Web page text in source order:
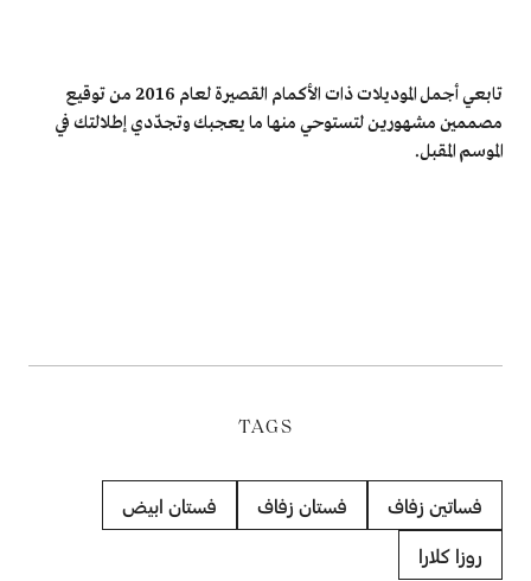
تابعي أجمل الموديلات ذات الأكمام القصيرة لعام 2016 من توقيع
مصممين مشهورين لتستوحي منها ما يعجبك وتجدّدي إطلالتك في
الموسم المقبل.
TAGS
فساتين زفاف فستان زفاف فستان ابيض
روزا كلارا